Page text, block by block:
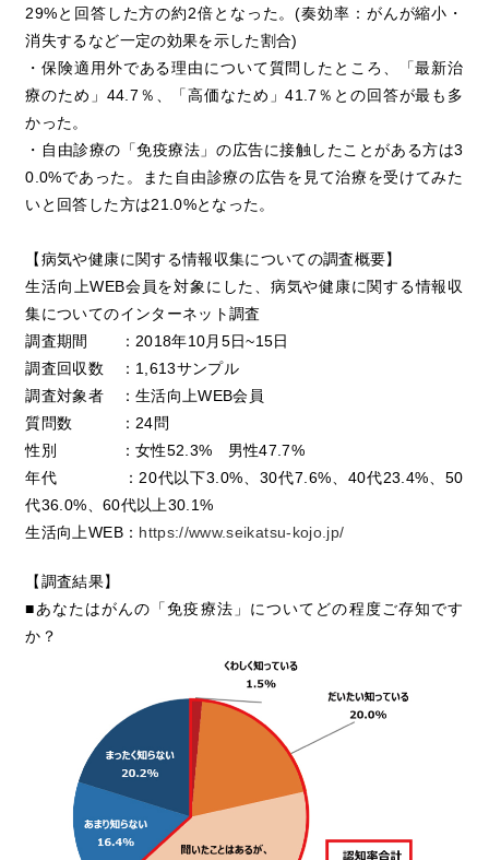
29%と回答した方の約2倍となった。(奏効率：がんが縮小・
消失するなど一定の効果を示した割合)
・保険適用外である理由について質問したところ、「最新治
療のため」44.7％、「高価なため」41.7％との回答が最も多
かった。
・自由診療の「免疫療法」の広告に接触したことがある方は3
0.0%であった。また自由診療の広告を見て治療を受けてみた
いと回答した方は21.0%となった。
【病気や健康に関する情報収集についての調査概要】
生活向上WEB会員を対象にした、病気や健康に関する情報収
集についてのインターネット調査
調査期間 ：2018年10月5日~15日
調査回収数 ：1,613サンプル
調査対象者 ：生活向上WEB会員
質問数 ：24問
性別 ：女性52.3% 男性47.7%
年代 ：20代以下3.0%、30代7.6%、40代23.4%、50
代36.0%、60代以上30.1%
生活向上WEB： https://www.seikatsu-kojo.jp/
【調査結果】
■あなたはがんの「免疫療法」についてどの程度ご存知です
か？